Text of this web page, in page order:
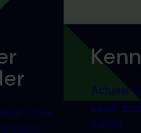
Onze
Actueel
kader
Cases